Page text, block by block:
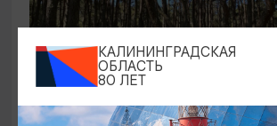
ЭКСКУРСИИ УЧРЕЖДЕНИЙ
КАЛИНИНГРАДСКАЯ
ОБЛАСТЬ
80 ЛЕТ